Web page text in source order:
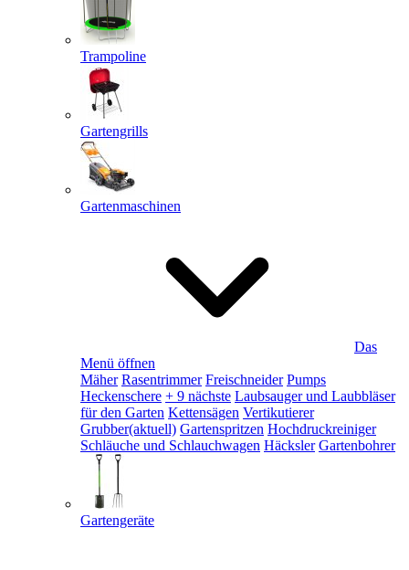
Trampoline
Gartengrills
Gartenmaschinen
Das
Menü öffnen
Mäher Rasentrimmer Freischneider Pumps
Heckenschere + 9 nächste Laubsauger und Laubbläser
für den Garten Kettensägen Vertikutierer
Grubber(aktuell) Gartenspritzen Hochdruckreiniger
Schläuche und Schlauchwagen Häcksler Gartenbohrer
Gartengeräte